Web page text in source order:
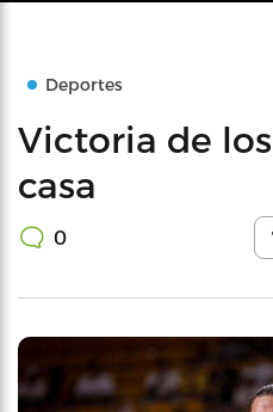
Deportes
Victoria de
casa
0